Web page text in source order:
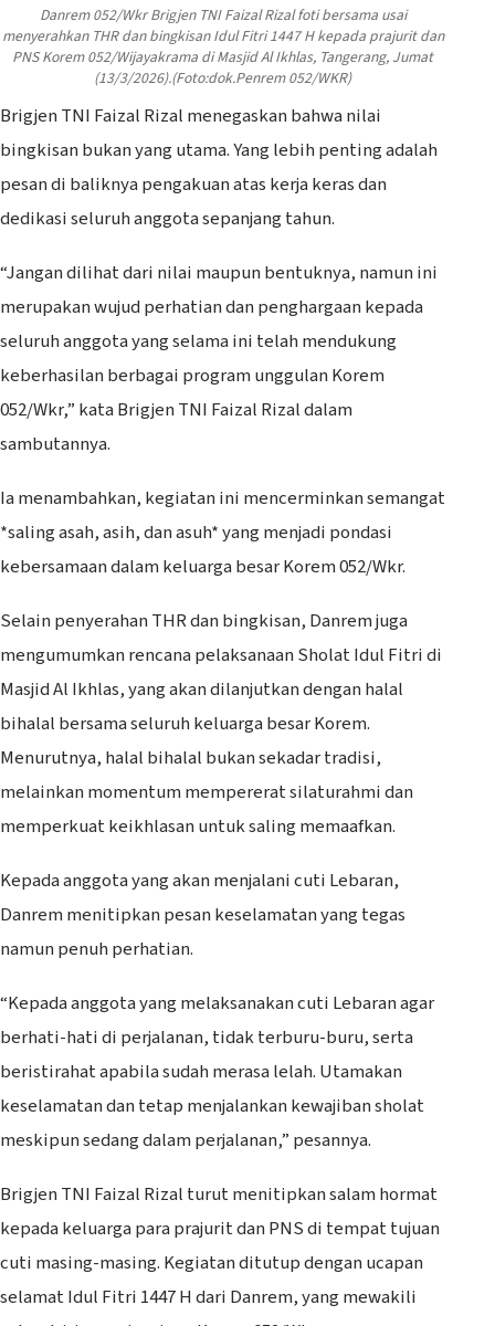
Danrem 052/Wkr Brigjen TNI Faizal Rizal foti bersama usai
menyerahkan THR dan bingkisan Idul Fitri 1447 H kepada prajurit dan
PNS Korem 052/Wijayakrama di Masjid Al Ikhlas, Tangerang, Jumat
(13/3/2026).(Foto:dok.Penrem 052/WKR)
Brigjen TNI Faizal Rizal menegaskan bahwa nilai
bingkisan bukan yang utama. Yang lebih penting adalah
pesan di baliknya pengakuan atas kerja keras dan
dedikasi seluruh anggota sepanjang tahun.
“Jangan dilihat dari nilai maupun bentuknya, namun ini
merupakan wujud perhatian dan penghargaan kepada
seluruh anggota yang selama ini telah mendukung
keberhasilan berbagai program unggulan Korem
052/Wkr,” kata Brigjen TNI Faizal Rizal dalam
sambutannya.
Ia menambahkan, kegiatan ini mencerminkan semangat
*saling asah, asih, dan asuh* yang menjadi pondasi
kebersamaan dalam keluarga besar Korem 052/Wkr.
Selain penyerahan THR dan bingkisan, Danrem juga
mengumumkan rencana pelaksanaan Sholat Idul Fitri di
Masjid Al Ikhlas, yang akan dilanjutkan dengan halal
bihalal bersama seluruh keluarga besar Korem.
Menurutnya, halal bihalal bukan sekadar tradisi,
melainkan momentum mempererat silaturahmi dan
memperkuat keikhlasan untuk saling memaafkan.
Kepada anggota yang akan menjalani cuti Lebaran,
Danrem menitipkan pesan keselamatan yang tegas
namun penuh perhatian.
“Kepada anggota yang melaksanakan cuti Lebaran agar
berhati-hati di perjalanan, tidak terburu-buru, serta
beristirahat apabila sudah merasa lelah. Utamakan
keselamatan dan tetap menjalankan kewajiban sholat
meskipun sedang dalam perjalanan,” pesannya.
Brigjen TNI Faizal Rizal turut menitipkan salam hormat
kepada keluarga para prajurit dan PNS di tempat tujuan
cuti masing-masing. Kegiatan ditutup dengan ucapan
selamat Idul Fitri 1447 H dari Danrem, yang mewakili